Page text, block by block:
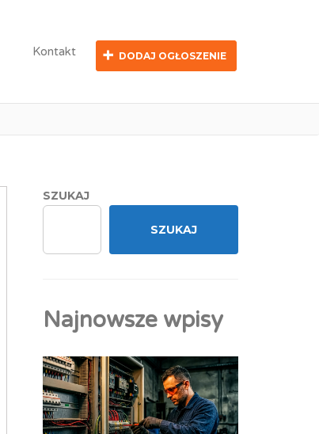
Kontakt DODAJ OGŁOSZENIE
SZUKAJ
SZUKAJ
Najnowsze wpisy